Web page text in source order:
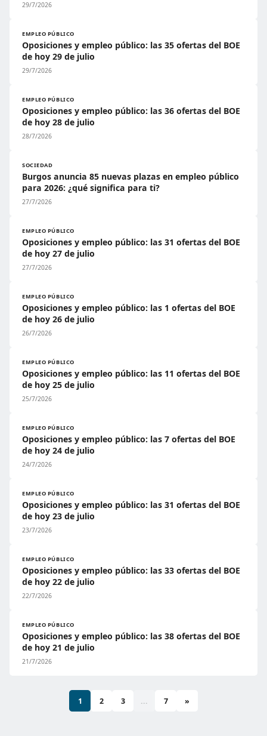
29/7/2026
EMPLEO PÚBLICO
Oposiciones y empleo público: las 35 ofertas del BOE
de hoy 29 de julio
29/7/2026
EMPLEO PÚBLICO
Oposiciones y empleo público: las 36 ofertas del BOE
de hoy 28 de julio
28/7/2026
SOCIEDAD
Burgos anuncia 85 nuevas plazas en empleo público
para 2026: ¿qué significa para ti?
27/7/2026
EMPLEO PÚBLICO
Oposiciones y empleo público: las 31 ofertas del BOE
de hoy 27 de julio
27/7/2026
EMPLEO PÚBLICO
Oposiciones y empleo público: las 1 ofertas del BOE
de hoy 26 de julio
26/7/2026
EMPLEO PÚBLICO
Oposiciones y empleo público: las 11 ofertas del BOE
de hoy 25 de julio
25/7/2026
EMPLEO PÚBLICO
Oposiciones y empleo público: las 7 ofertas del BOE
de hoy 24 de julio
24/7/2026
EMPLEO PÚBLICO
Oposiciones y empleo público: las 31 ofertas del BOE
de hoy 23 de julio
23/7/2026
EMPLEO PÚBLICO
Oposiciones y empleo público: las 33 ofertas del BOE
de hoy 22 de julio
22/7/2026
EMPLEO PÚBLICO
Oposiciones y empleo público: las 38 ofertas del BOE
de hoy 21 de julio
21/7/2026
1 2 3 ... 7 »